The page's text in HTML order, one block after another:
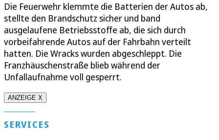
Die Feuerwehr klemmte die Batterien der Autos ab,
stellte den Brandschutz sicher und band
ausgelaufene Betriebsstoffe ab, die sich durch
vorbeifahrende Autos auf der Fahrbahn verteilt
hatten. Die Wracks wurden abgeschleppt. Die
Franzhäuschenstraße blieb während der
Unfallaufnahme voll gesperrt.
ANZEIGE X
SERVICES